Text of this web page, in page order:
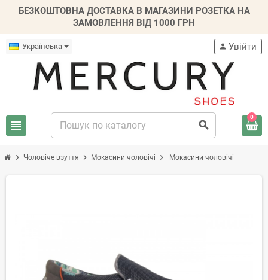
БЕЗКОШТОВНА ДОСТАВКА В МАГАЗИНИ РОЗЕТКА НА
ЗАМОВЛЕННЯ ВІД 1000 ГРН
Українська
view_headline search
person Увійти
0
chevron_right Чоловіче взуття chevron_right Mокасини чоловічі chevron_right Мокасини чоловічі